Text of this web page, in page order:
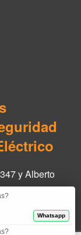
y Alberto
Whatsapp